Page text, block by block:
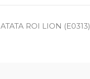
ROI LION (E0313)